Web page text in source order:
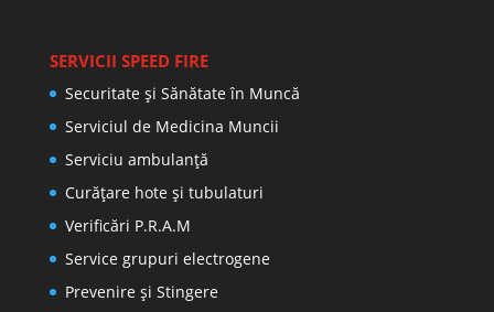
SERVICII SPEED FIRE
Securitate și Sănătate în Muncă
Serviciul de Medicina Muncii
Serviciu ambulanță
Curățare hote și tubulaturi
Verificări P.R.A.M
Service grupuri electrogene
Prevenire şi Stingere